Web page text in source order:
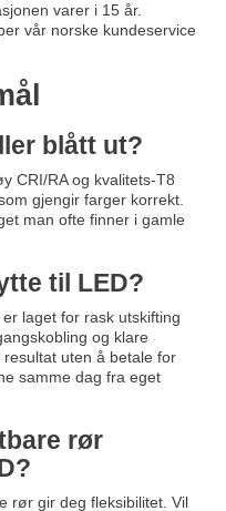
varer i 15 år.
vår norske kundeservice
blått ut?
CRI/RA og kvalitets-T8
gjengir farger korrekt.
man ofte finner i gamle
til LED?
laget for rask utskifting
og klare
uten å betale for
samme dag fra eget
rør
rør gir deg fleksibilitet. Vil